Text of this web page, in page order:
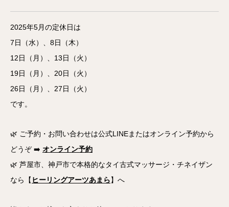
2025年5月の定休日は
7日（水）、8日（木）
12日（月）、13日（火）
19日（月）、20日（火）
26日（月）、27日（火）
です。
🌿 ご予約・お問い合わせは公式LINEまたはオンライン予約から
どうぞ ➡️ オンライン予約
🌿 芦屋市、神戸市で本格的なタイ古式マッサージ・チネイザン
なら【 ヒーリングアーツあまら】へ